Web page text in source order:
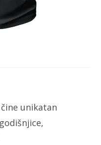
unikatan